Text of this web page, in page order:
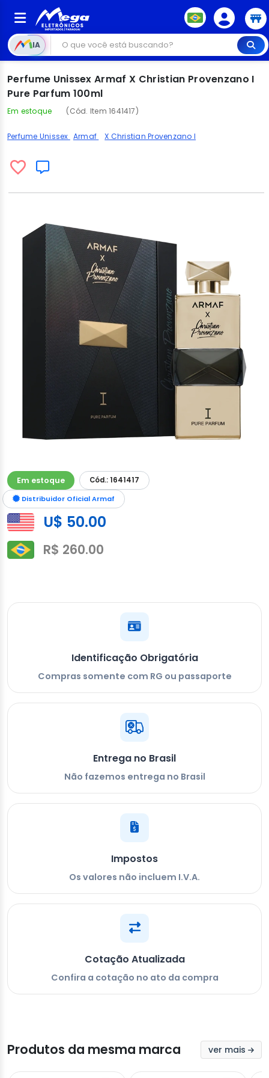
IA
Perfume Unissex Armaf X Christian Provenzano I
Pure Parfum 100ml
Em estoque (Cód. Item 1641417)
Perfume Unissex Armaf X Christian Provenzano I
Em estoque
Cód.: 1641417
Distribuidor Oficial Armaf
U$ 50.00
R$ 260.00
Identificação Obrigatória
Compras somente com RG ou passaporte
Entrega no Brasil
Não fazemos entrega no Brasil
Impostos
Os valores não incluem I.V.A.
Cotação Atualizada
Confira a cotação no ato da compra
Produtos da mesma marca ver mais